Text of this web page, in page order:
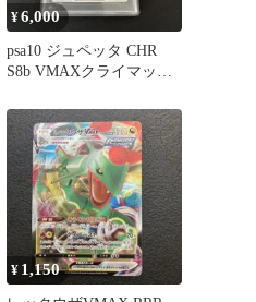
¥6,000
psa10 ジュペッタ CHR
S8b VMAXクライマック
¥ 1,150